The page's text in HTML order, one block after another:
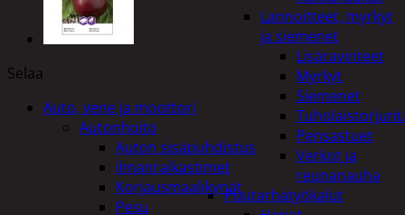
Lannoitteet, myrkyt
ja siemenet
Lisäravinteet
Myrkyt
Siemenet
Pensastuet
Verkot ja
reunanauha
Puutarhatyökalut
Selaa
Auto, vene ja moottori
Autonhoito
Auton sisäpuhdistus
ilmanraikastimet
Korjausmaalikynät
Pesu